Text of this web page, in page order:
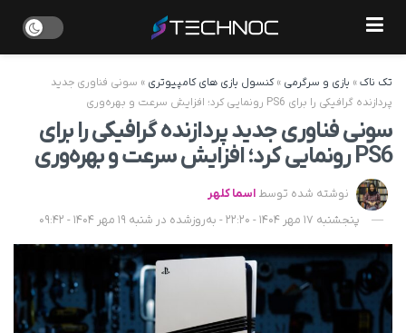
تک ناک» بازی و سرگرمی »کنسول بازی های کامپیوتری » سونی فناوری جدید
پردازنده گرافیکی را برای PS6 رونمایی کرد؛ افزایش سرعت و بهره‌وری
سونی فناوری جدید پردازنده گرافیکی را برای
PS6 رونمایی کرد؛ افزایش سرعت و بهره‌وری
نوشته شده توسط اسما کلهر
پنجشنبه 17 مهر 1404 - 22:20 - به‌روزشده در شنبه 19 مهر 1404 - 09:42